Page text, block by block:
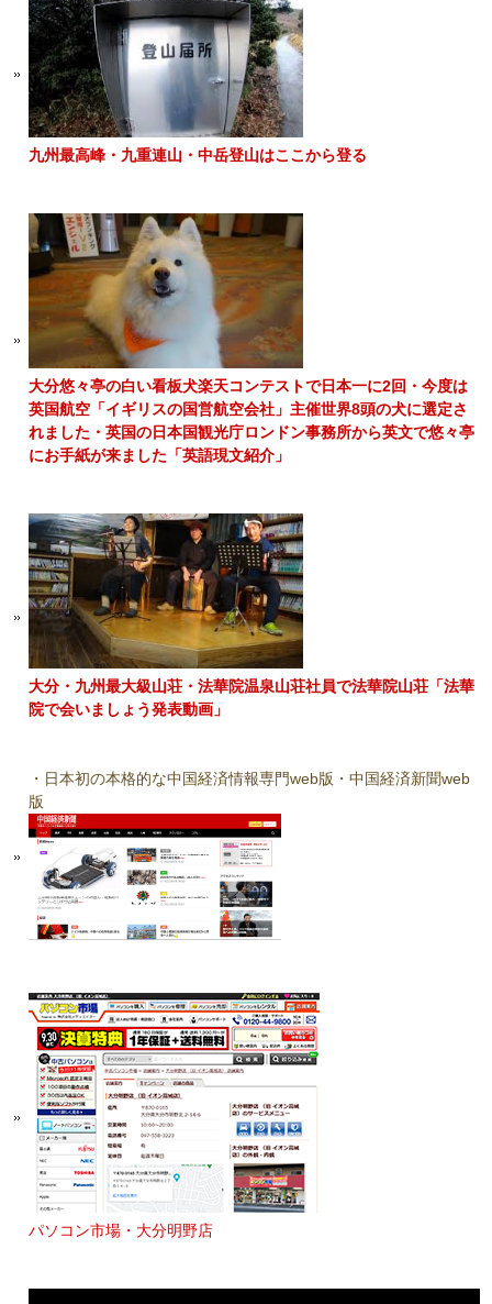
九州最高峰・九重連山・中岳登山はここから登る
大分悠々亭の白い看板犬楽天コンテストで日本一に2回・今度は
英国航空「イギリスの国営航空会社」主催世界8頭の犬に選定さ
れました・英国の日本国観光庁ロンドン事務所から英文で悠々亭
にお手紙が来ました「英語現文紹介」
大分・九州最大級山荘・法華院温泉山荘社員で法華院山荘「法華
院で会いましょう発表動画」
・日本初の本格的な中国経済情報専門web版・中国経済新聞web
版
パソコン市場・大分明野店